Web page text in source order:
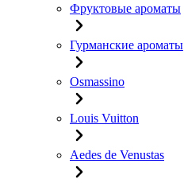
Фруктовые ароматы
Гурманские ароматы
Osmassino
Louis Vuitton
Aedes de Venustas